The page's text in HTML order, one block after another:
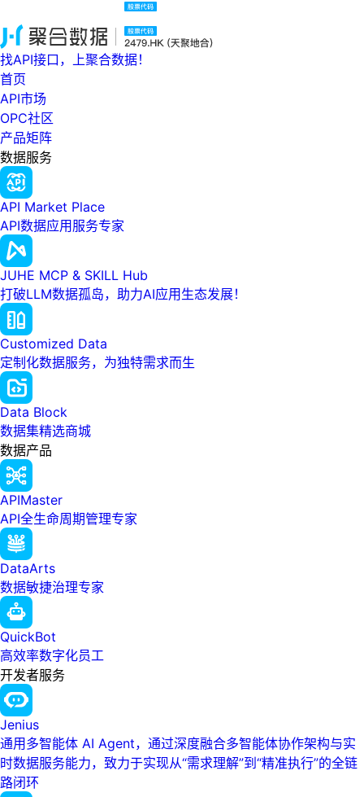
找API接口，上聚合数据！
首页
API市场
OPC社区
产品矩阵
数据服务
API Market Place
API数据应用服务专家
JUHE MCP & SKILL Hub
打破LLM数据孤岛，助力AI应用生态发展！
Customized Data
定制化数据服务，为独特需求而生
Data Block
数据集精选商城
数据产品
APIMaster
API全生命周期管理专家
DataArts
数据敏捷治理专家
QuickBot
高效率数字化员工
开发者服务
Jenius
通用多智能体 AI Agent，通过深度融合多智能体协作架构与实
时数据服务能力，致力于实现从“需求理解”到“精准执行”的全链
路闭环